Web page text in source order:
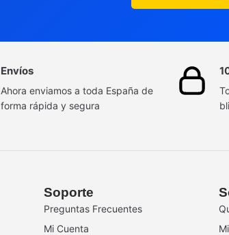
Envíos
Ahora enviamos a toda España de
forma rápida y segura
Soporte
Preguntas Frecuentes
Mi Cuenta